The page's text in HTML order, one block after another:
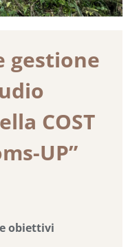
gestione
COST
UP”
obiettivi